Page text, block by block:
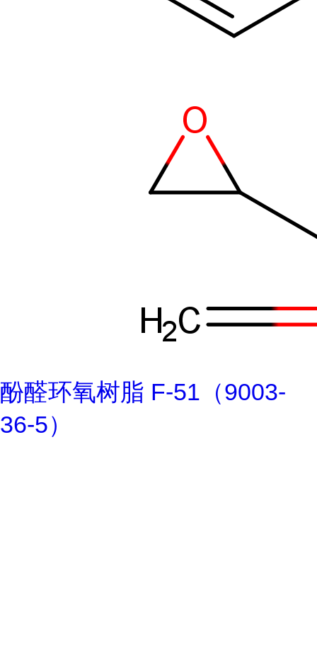
酚醛环氧树脂 F-51（9003-
36-5）